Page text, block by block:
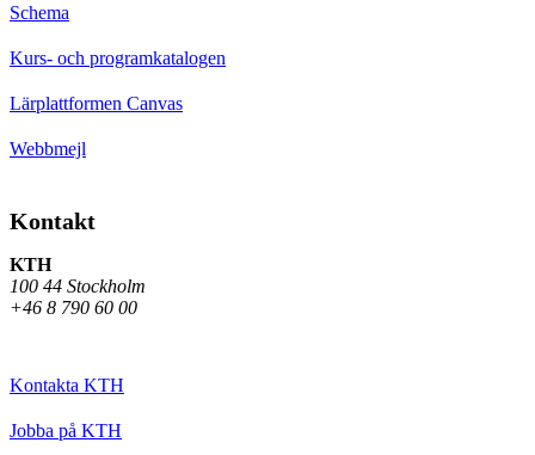
Schema
Kurs- och programkatalogen
Lärplattformen Canvas
Webbmejl
Kontakt
KTH
100 44 Stockholm
+46 8 790 60 00
Kontakta KTH
Jobba på KTH